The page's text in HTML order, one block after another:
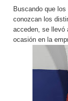
Buscando que
conozcan los
acceden, se llevó
ocasión en la